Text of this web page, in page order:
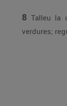
8 Talleu la
verdures;